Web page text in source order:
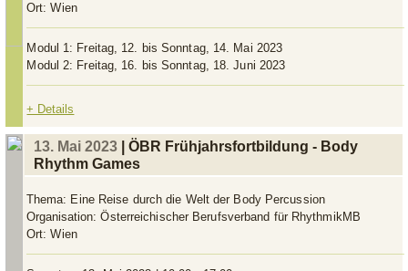
Ort:Wien
Modul 1: Freitag, 12. bis Sonntag, 14. Mai 2023
Modul 2: Freitag, 16. bis Sonntag, 18. Juni 2023
+ Details
13. Mai 2023 | ÖBR Frühjahrsfortbildung - Body
Rhythm Games
Thema: Eine Reise durch die Welt der Body Percussion
Organisation:Österreichischer Berufsverband für RhythmikMB
Ort:Wien